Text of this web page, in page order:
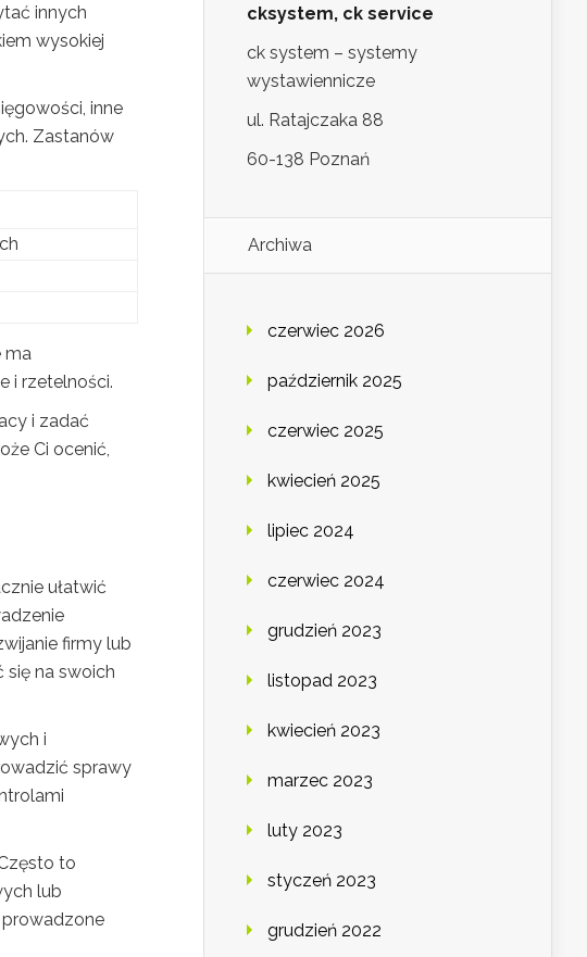
innych
wysokiej
inne
Zastanów
ma
i rzetelności.
i zadać
Ci ocenić,
ułatwić
firmy lub
na swoich
i
sprawy
to
lub
prowadzone
cksystem, ck service
ck system – systemy
wystawiennicze
ul. Ratajczaka 88
60-138 Poznań
Archiwa
czerwiec 2026
październik 2025
czerwiec 2025
kwiecień 2025
lipiec 2024
czerwiec 2024
grudzień 2023
listopad 2023
kwiecień 2023
marzec 2023
luty 2023
styczeń 2023
grudzień 2022